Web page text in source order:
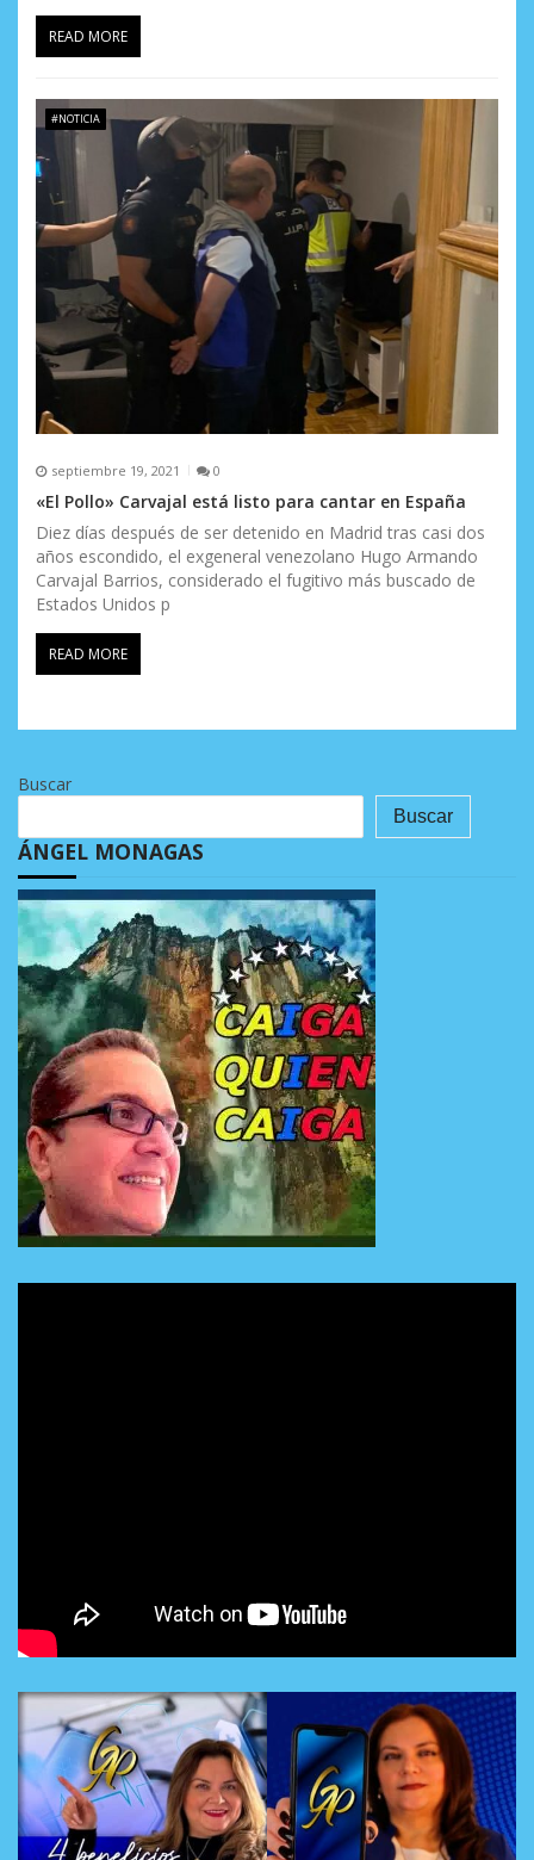
READ MORE
#NOTICIA
septiembre 19, 2021 0
«El Pollo» Carvajal está listo para cantar en España
Diez días después de ser detenido en Madrid tras casi dos
años escondido, el exgeneral venezolano Hugo Armando
Carvajal Barrios, considerado el fugitivo más buscado de
Estados Unidos p
READ MORE
Buscar
Buscar
ÁNGEL MONAGAS